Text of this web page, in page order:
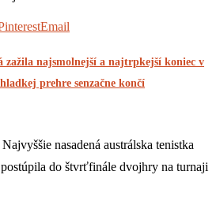
Email
zažila najsmolnejší a najtrpkejší koniec v
prehre senzačne končí
nasadená austrálska tenistka
do štvrťfinále dvojhry na turnaji